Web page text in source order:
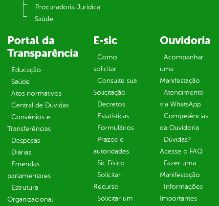
Procuradoria Jurídica.
Saúde.
Portal da
Transparência
Educação
Saúde
Atos normativos
Central de Dúvidas
Convênios e
Transferências
Despesas
Diárias
Emendas
parlamentares
Estrutura
Organizacional
E-sic
Como
solicitar
Consulte sua
Solicitação
Decretos
Estatísticas
Formulários
Prazos e
autoridades
Sic Físico
Solicitar
Recurso
Solicitar um
Ouvidoria
Acompanhar
uma
Manifestação
Atendimento
via WhatsApp
Competências
da Ouvidoria
Dúvidas?
Acesse o FAQ
Fazer uma
Manifestação
Informações
Importantes